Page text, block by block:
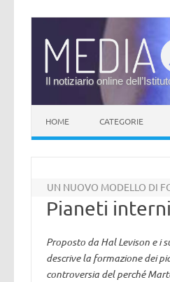
Il notiziario online
HOME CATEGORIE
UN NUOVO MODELLO DI
Pianeti
Proposto da Hal Levison e i
descrive la formazione dei
controversia del perché